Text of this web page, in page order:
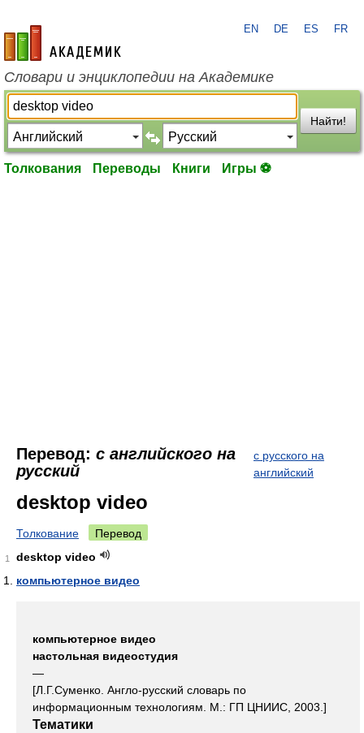
academic.ru
EN DE ES FR
Словари и энциклопедии на Академике
Найти!
Толкования Переводы Книги Игры ⚽
Перевод: с английского на
русский
с русского на
английский
desktop video
Толкование Перевод
1
desktop video
компьютерное видео
компьютерное видео
настольная видеостудия
—
[Л.Г.Суменко. Англо-русский словарь по
информационным технологиям. М.: ГП ЦНИИС, 2003.]
Тематики